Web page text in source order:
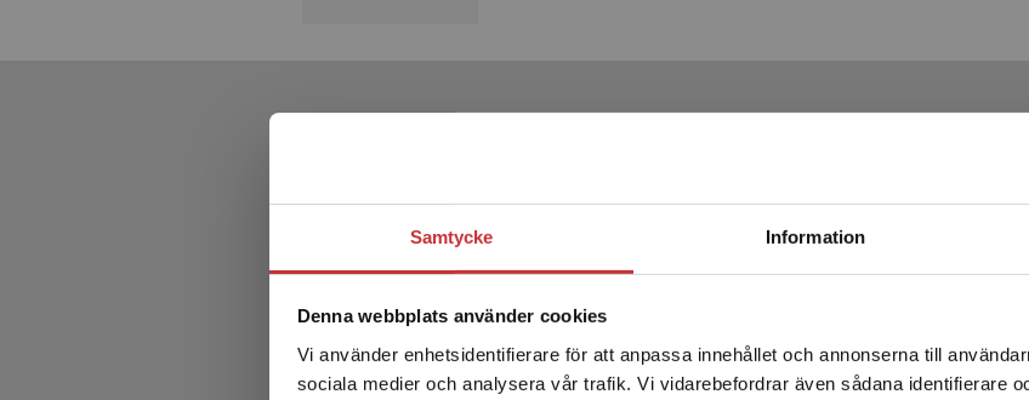
Samtycke Information
Denna webbplats använder cookies
Vi använder enhetsidentifierare för att anpassa innehållet och annonserna till
sociala medier och analysera vår trafik. Vi vidarebefordrar även sådana identifierare
Begränsad fraktregion
Det verkar som att du besöker studentlitteratur.se
enhet utanför Sverige. Vi erbjuder inte leveranser